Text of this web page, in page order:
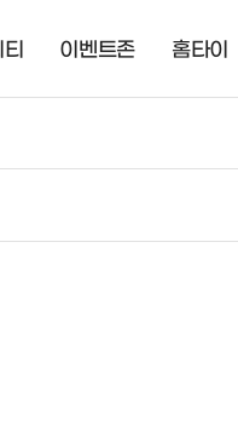
이벤트존 홈타이